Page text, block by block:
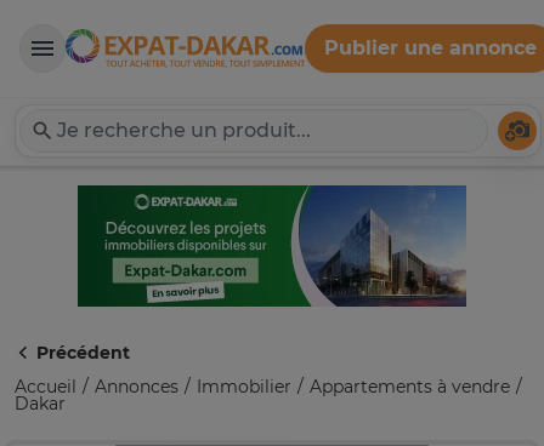
Expat-Dakar
Publier une annonce
Précédent
Accueil
Annonces Immobilier Appartements à vendre
Dakar